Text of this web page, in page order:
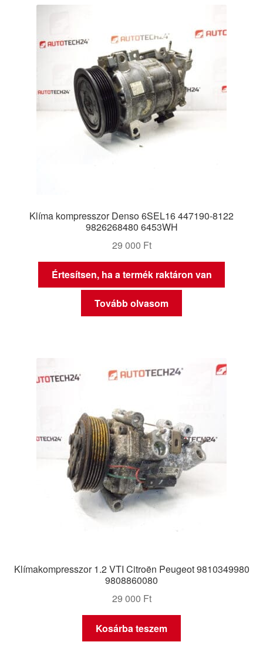
Klíma kompresszor Denso 6SEL16 447190-8122
9826268480 6453WH
29 000 Ft
Értesítsen, ha a termék raktáron van
Tovább olvasom
Klímakompresszor 1.2 VTI Citroën Peugeot 9810349980
9808860080
29 000 Ft
Kosárba teszem